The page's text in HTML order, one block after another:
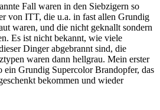
Fall waren in den Siebzigern so
von ITT, die u.a. in fast allen Grundig
waren, und die nicht geknallt sondern
Es ist nicht bekannt, wie viele
Dinger abgebrannt sind, die
waren dann hellgrau. Mein erster
ein Grundig Supercolor Brandopfer, das
bekommen und wieder